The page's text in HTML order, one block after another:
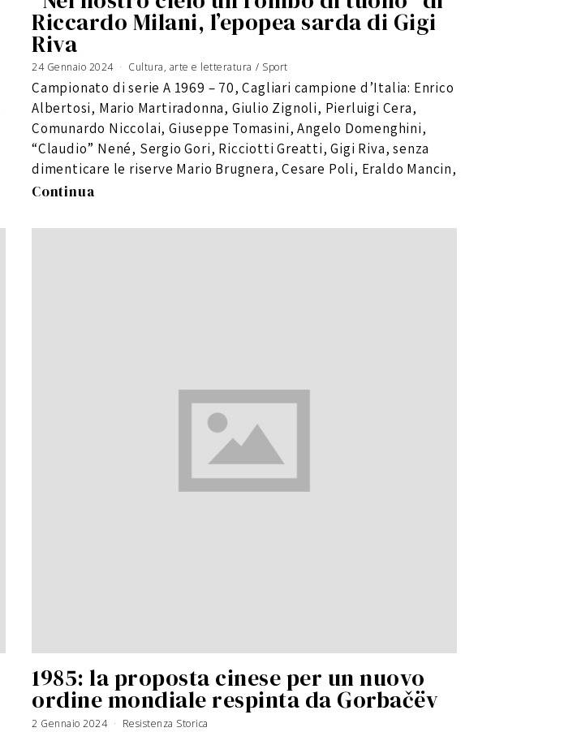
Riccardo Milani, l’epopea sarda di Gigi
Riva
24 Gennaio 2024 Cultura, arte e letteratura / Sport
Campionato di serie A 1969 – 70, Cagliari campione d’Italia: Enrico
Albertosi, Mario Martiradonna, Giulio Zignoli, Pierluigi Cera,
Comunardo Niccolai, Giuseppe Tomasini, Angelo Domenghini,
“Claudio” Nené, Sergio Gori, Ricciotti Greatti, Gigi Riva, senza
dimenticare le riserve Mario Brugnera, Cesare Poli, Eraldo Mancin,
Continua
1985: la proposta cinese per un nuovo
ordine mondiale respinta da Gorbačëv
2 Gennaio 2024 Resistenza Storica